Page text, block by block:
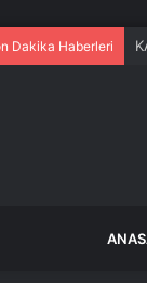
Dakika Haberleri